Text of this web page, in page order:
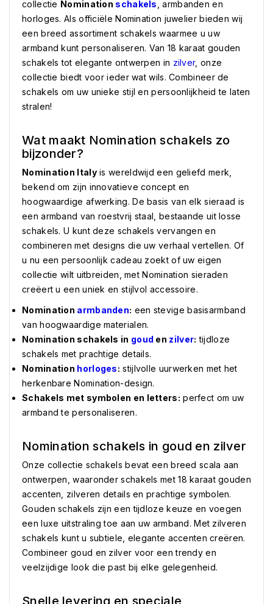
collectie Nomination schakels , armbanden en
horloges. Als officiële Nomination juwelier bieden wij
een breed assortiment schakels waarmee u uw
armband kunt personaliseren. Van 18 karaat gouden
schakels tot elegante ontwerpen in zilver, onze
collectie biedt voor ieder wat wils. Combineer de
schakels om uw unieke stijl en persoonlijkheid te laten
stralen!
Wat maakt Nomination schakels zo
bijzonder?
Nomination Italyis wereldwijd een geliefd merk,
bekend om zijn innovatieve concept en
hoogwaardige afwerking. De basis van elk sieraad is
een armband van roestvrij staal, bestaande uit losse
schakels. U kunt deze schakels vervangen en
combineren met designs die uw verhaal vertellen. Of
u nu een persoonlijk cadeau zoekt of uw eigen
collectie wilt uitbreiden, met Nomination sieraden
creëert u een uniek en stijlvol accessoire.
Nomination armbanden: een stevige basisarmband
van hoogwaardige materialen.
Nomination schakels in goud en zilver: tijdloze
schakels met prachtige details.
Nomination horloges: stijlvolle uurwerken met het
herkenbare Nomination-design.
Schakels met symbolen en letters: perfect om uw
armband te personaliseren.
Nomination schakels in goud en zilver
Onze collectie schakels bevat een breed scala aan
ontwerpen, waaronder schakels met 18 karaat gouden
accenten, zilveren details en prachtige symbolen.
Gouden schakels zijn een tijdloze keuze en voegen
een luxe uitstraling toe aan uw armband. Met zilveren
schakels kunt u subtiele, elegante accenten creëren.
Combineer goud en zilver voor een trendy en
veelzijdige look die past bij elke gelegenheid.
Snelle levering en speciale